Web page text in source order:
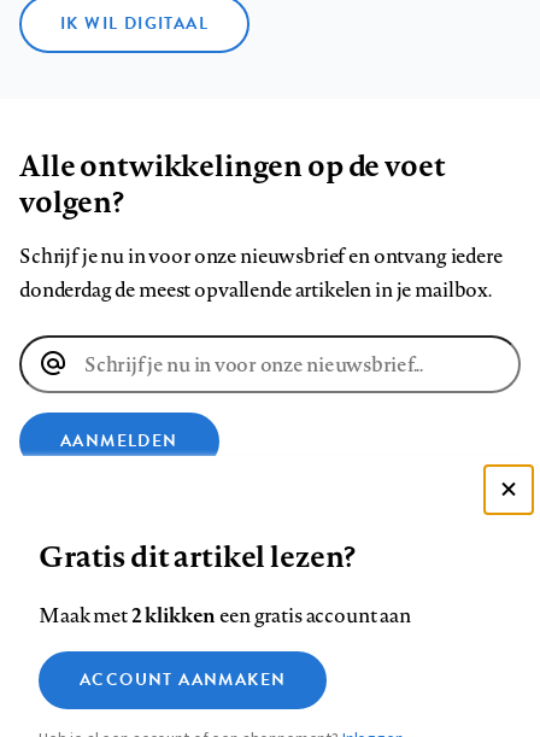
IK WIL DIGITAAL
Alle ontwikkelingen op de voet
volgen?
Schrijf je nu in voor onze nieuwsbrief en ontvang iedere
donderdag de meest opvallende artikelen in je mailbox.
E-
mailadres
AANMELDEN
op
Facebook
op
LinkedIn
op
Bluesky
ons
op
InstagramYouTube
Footer
Contact Colofon Disclaimer Privacy
Medische vragen verdienen
betrouwbare antwoorden
Zie onze cookie policy
Analytische cookies
Gratis dit artikel lezen?
Maak met2 klikkeneen gratis account aan
ACCOUNT AANMAKEN